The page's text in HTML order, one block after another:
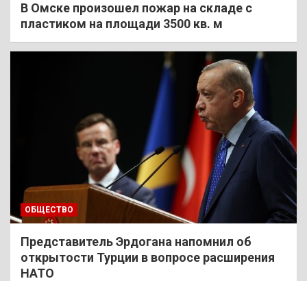
В Омске произошел пожар на складе с
пластиком на площади 3500 кв. м
ОБЩЕСТВО
Представитель Эрдогана напомнил об
открытости Турции в вопросе расширения
НАТО